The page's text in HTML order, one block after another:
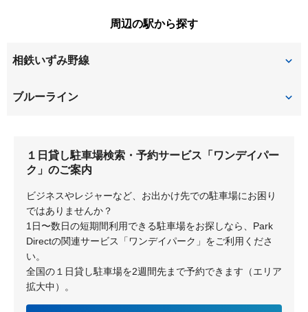
周辺の駅から探す
相鉄いずみ野線
弥生台
ブルーライン
踊場
１日貸し駐車場検索・予約サービス「ワンデイパー
ク」のご案内
ビジネスやレジャーなど、お出かけ先での駐車場にお困り
ではありませんか？
1日〜数日の短期間利用できる駐車場をお探しなら、Park
Directの関連サービス「ワンデイパーク」をご利用くださ
い。
全国の１日貸し駐車場を2週間先まで予約できます（エリア
拡大中）。